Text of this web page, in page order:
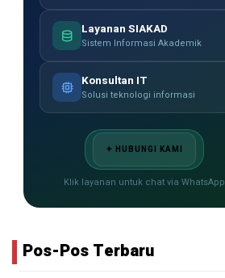
Layanan SIAKAD
Sistem Informasi Akademik
Konsultan IT
Solusi teknologi informasi
✦ HUBUNGI KAMI
Klik layanan untuk chat via WhatsApp
Pos-Pos Terbaru